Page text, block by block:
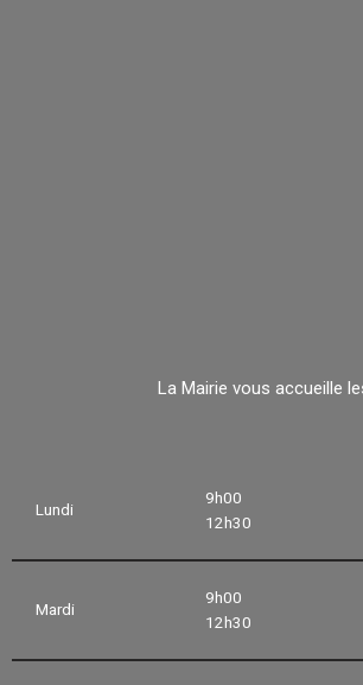
La Mairie vous accueille
Lundi
9h00
12h30
Mardi
9h00
12h30